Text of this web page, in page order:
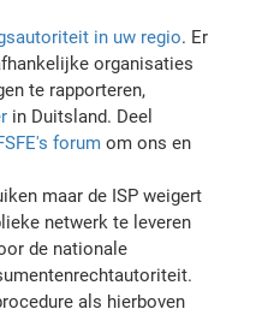
in uw regio. Er
organisaties
te rapporteren,
in Duitsland. Deel
forum om ons en
maar de ISP weigert
netwerk te leveren
de nationale
als hierboven